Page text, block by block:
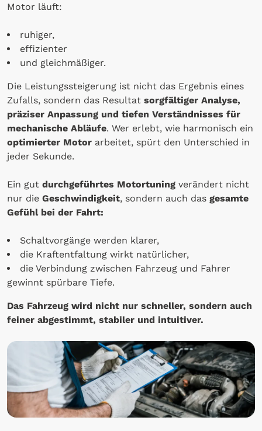
Motor läuft:
ruhiger,
effizienter
und gleichmäßiger.
Die Leistungssteigerung ist nicht das Ergebnis eines
Zufalls, sondern das Resultat sorgfältiger Analyse,
präziser Anpassung und tiefen Verständnisses für
mechanische Abläufe. Wer erlebt, wie harmonisch ein
optimierter Motor arbeitet, spürt den Unterschied in
jeder Sekunde.
Ein gut durchgeführtes Motortuning verändert nicht
nur die Geschwindigkeit, sondern auch das gesamte
Gefühl bei der Fahrt:
Schaltvorgänge werden klarer,
die Kraftentfaltung wirkt natürlicher,
die Verbindung zwischen Fahrzeug und Fahrer
gewinnt spürbare Tiefe.
Das Fahrzeug wird nicht nur schneller, sondern auch
feiner abgestimmt, stabiler und intuitiver.